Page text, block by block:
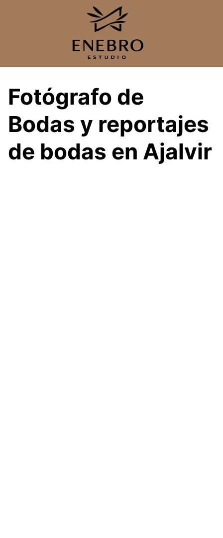
Fotógrafo de
Bodas y reportajes
de bodas en Ajalvir